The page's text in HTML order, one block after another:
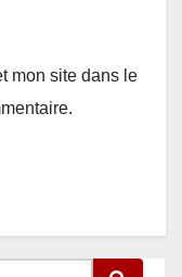
mon site dans le